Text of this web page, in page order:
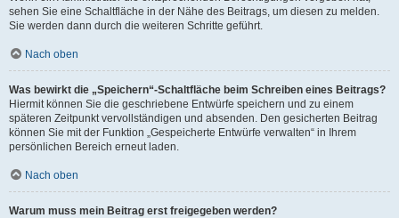
sehen Sie eine Schaltfläche in der Nähe des Beitrags, um diesen zu melden.
Sie werden dann durch die weiteren Schritte geführt.
Nach oben
Was bewirkt die „Speichern“-Schaltfläche beim Schreiben eines Beitrags?
Hiermit können Sie die geschriebene Entwürfe speichern und zu einem
späteren Zeitpunkt vervollständigen und absenden. Den gesicherten Beitrag
können Sie mit der Funktion „Gespeicherte Entwürfe verwalten“ in Ihrem
persönlichen Bereich erneut laden.
Nach oben
Warum muss mein Beitrag erst freigegeben werden?